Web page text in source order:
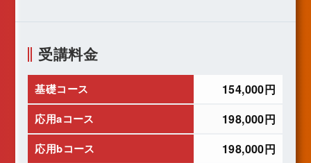
受講料金
基礎コース 154,000円
応用aコース 198,000円
応用bコース 198,000円